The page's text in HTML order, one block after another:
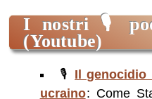
I nostri 🎙️
(Youtube)
🎙️ Il genocidio
ucraino: Come